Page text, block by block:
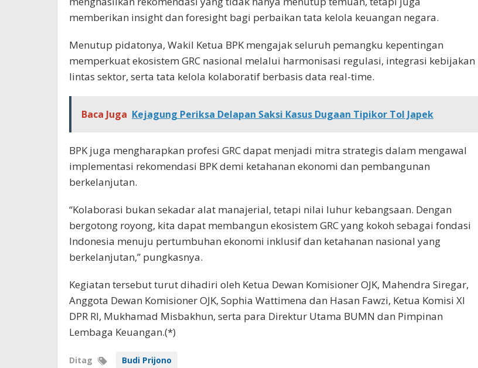
memberikan insight dan foresight bagi perbaikan tata kelola keuangan negara.
Menutup pidatonya, Wakil Ketua BPK mengajak seluruh pemangku kepentingan
memperkuat ekosistem GRC nasional melalui harmonisasi regulasi, integrasi kebijakan
lintas sektor, serta tata kelola kolaboratif berbasis data real-time.
Baca Juga Kejagung Periksa Delapan Saksi Kasus Dugaan Tipikor Tol Japek
BPK juga mengharapkan profesi GRC dapat menjadi mitra strategis dalam mengawal
implementasi rekomendasi BPK demi ketahanan ekonomi dan pembangunan
berkelanjutan.
“Kolaborasi bukan sekadar alat manajerial, tetapi nilai luhur kebangsaan. Dengan
bergotong royong, kita dapat membangun ekosistem GRC yang kokoh sebagai fondasi
Indonesia menuju pertumbuhan ekonomi inklusif dan ketahanan nasional yang
berkelanjutan,” pungkasnya.
Kegiatan tersebut turut dihadiri oleh Ketua Dewan Komisioner OJK, Mahendra Siregar,
Anggota Dewan Komisioner OJK, Sophia Wattimena dan Hasan Fawzi, Ketua Komisi XI
DPR RI, Mukhamad Misbakhun, serta para Direktur Utama BUMN dan Pimpinan
Lembaga Keuangan.(*)
Ditag Budi Prijono